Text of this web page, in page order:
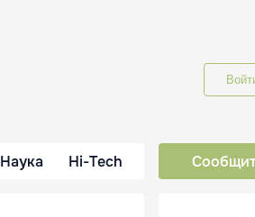
Наука Hi-Tech